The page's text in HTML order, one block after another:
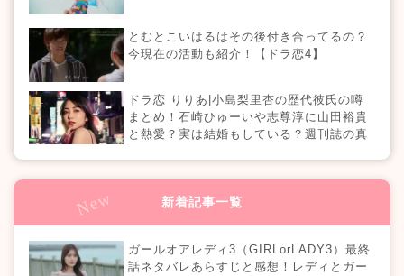
とむとこいはるはその後付き合ってるの？
今現在の活動も紹介！【ドラ恋4】
ドラ恋 りりあ|小島梨里杏の歴代彼氏の噂
まとめ！石崎ひゅーいや志尊淳に山田裕貴
と熱愛？実は結婚もしている？週刊誌の真
新着記事一覧
ガールオアレディ3（GIRLorLADY3）最終
話ネタバレあらすじと感想！レディとガー